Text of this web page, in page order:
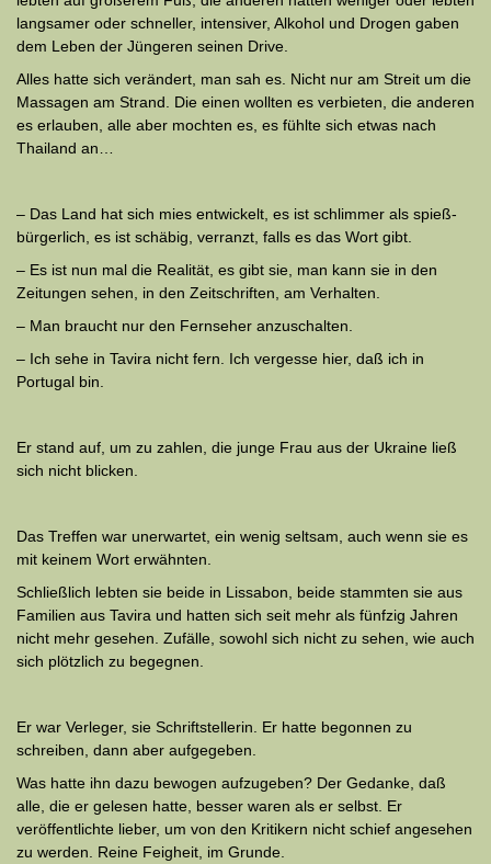
langsamer oder schneller, intensiver, Alkohol und Drogen gaben
dem Leben der Jüngeren seinen Drive.
Alles hatte sich verändert, man sah es. Nicht nur am Streit um die
Massagen am Strand. Die einen wollten es verbieten, die anderen
es erlauben, alle aber mochten es, es fühlte sich etwas nach
Thailand an…
– Das Land hat sich mies entwickelt, es ist schlimmer als spieß­
bürger­lich, es ist schäbig, verranzt, falls es das Wort gibt.
– Es ist nun mal die Realität, es gibt sie, man kann sie in den
Zeitungen sehen, in den Zeitschriften, am Verhalten.
– Man braucht nur den Fernseher anzuschalten.
– Ich sehe in Tavira nicht fern. Ich vergesse hier, daß ich in
Portugal bin.
Er stand auf, um zu zahlen, die junge Frau aus der Ukraine ließ
sich nicht blicken.
Das Treffen war unerwartet, ein wenig seltsam, auch wenn sie es
mit keinem Wort erwähnten.
Schließlich lebten sie beide in Lissabon, beide stammten sie aus
Familien aus Tavira und hatten sich seit mehr als fünfzig Jahren
nicht mehr gesehen. Zufälle, sowohl sich nicht zu sehen, wie auch
sich plötzlich zu begegnen.
Er war Verleger, sie Schriftstellerin. Er hatte begonnen zu
schreiben, dann aber aufgegeben.
Was hatte ihn dazu bewogen aufzugeben? Der Gedanke, daß
alle, die er gelesen hatte, besser waren als er selbst. Er
veröffentlichte lieber, um von den Kritikern nicht schief angesehen
zu werden. Reine Feigheit, im Grunde.